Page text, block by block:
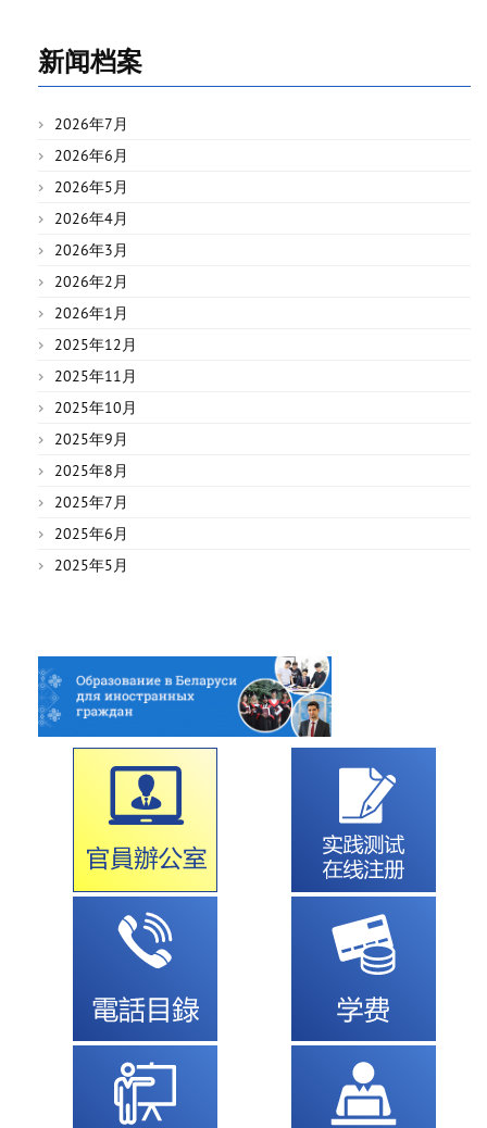
新闻档案
2026年7月
2026年6月
2026年5月
2026年4月
2026年3月
2026年2月
2026年1月
2025年12月
2025年11月
2025年10月
2025年9月
2025年8月
2025年7月
2025年6月
2025年5月